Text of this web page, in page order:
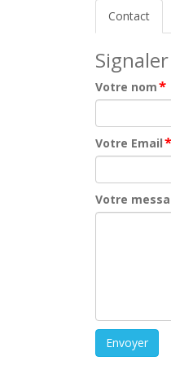
Contact
Votre nom*
Votre Email*
Votre